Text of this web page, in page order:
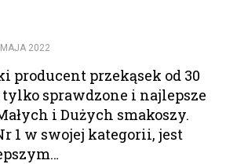
2022
producent przekąsek od 30
sprawdzone i najlepsze
i Dużych smakoszy.
1 w swojej kategorii, jest